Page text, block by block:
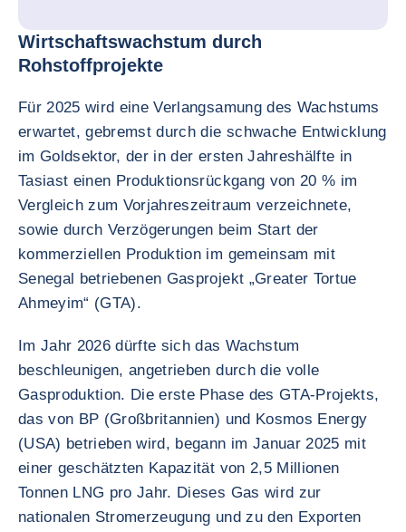
Wirtschaftswachstum durch
Rohstoffprojekte
Für 2025 wird eine Verlangsamung des Wachstums
erwartet, gebremst durch die schwache Entwicklung
im Goldsektor, der in der ersten Jahreshälfte in
Tasiast einen Produktionsrückgang von 20 % im
Vergleich zum Vorjahreszeitraum verzeichnete,
sowie durch Verzögerungen beim Start der
kommerziellen Produktion im gemeinsam mit
Senegal betriebenen Gasprojekt „Greater Tortue
Ahmeyim“ (GTA).
Im Jahr 2026 dürfte sich das Wachstum
beschleunigen, angetrieben durch die volle
Gasproduktion. Die erste Phase des GTA-Projekts,
das von BP (Großbritannien) und Kosmos Energy
(USA) betrieben wird, begann im Januar 2025 mit
einer geschätzten Kapazität von 2,5 Millionen
Tonnen LNG pro Jahr. Dieses Gas wird zur
nationalen Stromerzeugung und zu den Exporten